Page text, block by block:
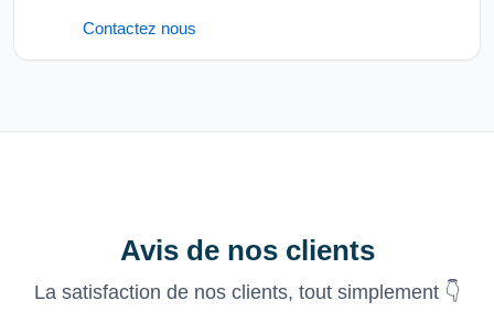
Contactez nous
Avis de nos clients
La satisfaction de nos clients, tout simplement 👇